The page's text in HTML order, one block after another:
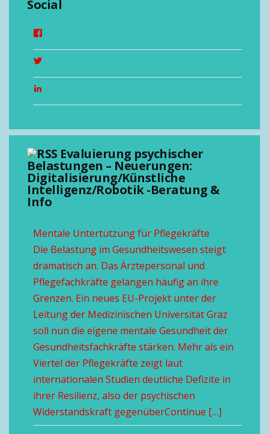
Social
Evaluierung psychischer
Belastungen – Neuerungen:
Digitalisierung/Künstliche
Intelligenz/Robotik -Beratung &
Info
Mentale Untertützung für Pflegekräfte
Die Belastung im Gesundheitswesen steigt
dramatisch an. Das Ärztepersonal und
Pflegefachkräfte gelangen häufig an ihre
Grenzen. Ein neues EU-Projekt unter der
Leitung der Medizinischen Universität Graz
soll nun die eigene mentale Gesundheit der
Gesundheitsfachkräfte stärken. Mehr als ein
Viertel der Pflegekräfte zeigt laut
internationalen Studien deutliche Defizite in
ihrer Resilienz, also der psychischen
Widerstandskraft gegenüberContinue […]